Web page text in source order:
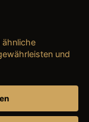
ähnliche
und